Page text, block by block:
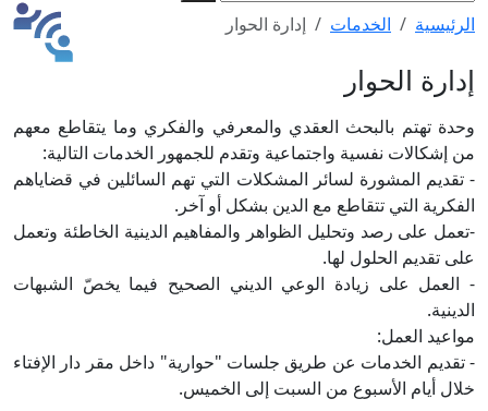
الرئيسية الخدمات إدارة الحوار
إدارة الحوار
وحدة تهتم بالبحث العقدي والمعرفي والفكري وما يتقاطع معهم
من إشكالات نفسية واجتماعية وتقدم للجمهور الخدمات التالية:
- تقديم المشورة لسائر المشكلات التي تهم السائلين في قضاياهم
الفكرية التي تتقاطع مع الدين بشكل أو آخر.
-تعمل على رصد وتحليل الظواهر والمفاهيم الدينية الخاطئة وتعمل
على تقديم الحلول لها.
- العمل على زيادة الوعي الديني الصحيح فيما يخصّ الشبهات
الدينية.
مواعيد العمل:
- تقديم الخدمات عن طريق جلسات "حوارية" داخل مقر دار الإفتاء
خلال أيام الأسبوع من السبت إلى الخميس.